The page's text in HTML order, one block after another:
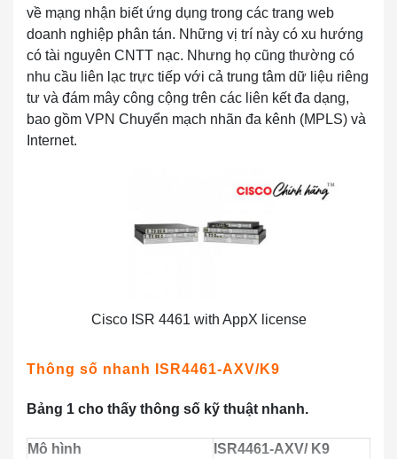
về mạng nhận biết ứng dụng trong các trang web
doanh nghiệp phân tán. Những vị trí này có xu hướng
có tài nguyên CNTT nạc. Nhưng họ cũng thường có
nhu cầu liên lạc trực tiếp với cả trung tâm dữ liệu riêng
tư và đám mây công cộng trên các liên kết đa dạng,
bao gồm VPN Chuyển mạch nhãn đa kênh (MPLS) và
Internet.
Cisco ISR 4461 with AppX license
Thông số nhanh ISR4461-AXV/K9
Bảng 1 cho thấy thông số kỹ thuật nhanh.
Mô hình
ISR4461-AXV/ K9